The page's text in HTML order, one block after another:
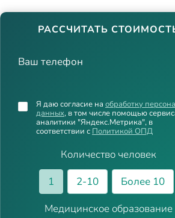
РАССЧИТАТЬ
Ваш телефон
Количество человек
1
2-10
Более 10
Медицинское образование
Я даю согласие на обработку
данных, в том числе помощью
аналитики "Яндекс.Метрика", в
соответствии с Политикой ОПД